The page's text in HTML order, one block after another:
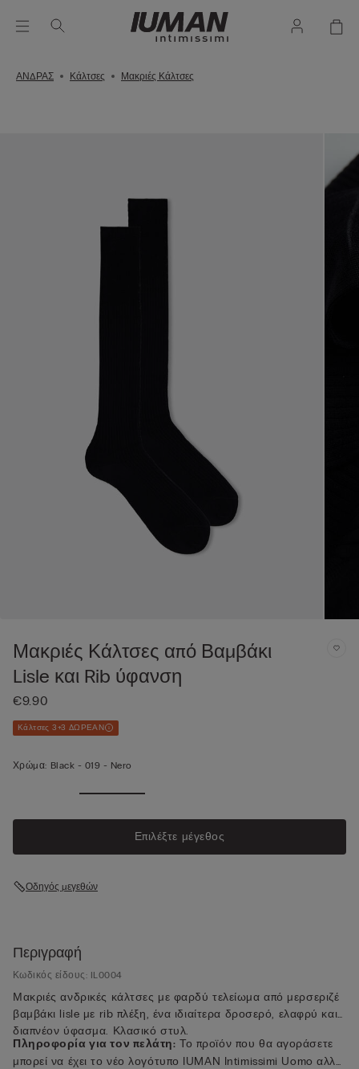
ΑΝΔΡΑΣ Κάλτσες Μακριές Κάλτσες
Μακριές Κάλτσες από Βαμβάκι
Lisle και Rib ύφανση
€9.90
Κάλτσες 3+3 ΔΩΡΕΑΝ
Χρώμα: Black - 019 - Nero
Επιλέξτε μέγεθος
Οδηγός μεγεθών
Περιγραφή
Κωδικός είδους: IL0004
Μακριές ανδρικές κάλτσες με φαρδύ τελείωμα από μερσεριζέ
βαμβάκι lisle με rib πλέξη, ένα ιδιαίτερα δροσερό, ελαφρύ και
διαπνέον ύφασμα. Κλασικό στυλ.
Πληροφορία για τον πελάτη: Το προϊόν που θα αγοράσετε
μπορεί να έχει το νέο λογότυπο IUMAN Intimissimi Uomo αλλά